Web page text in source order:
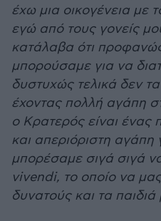
έχω μια οικογένεια με
εγώ από τους γονείς
κατάλαβα ότι
μπορούσαμε για να
δυστυχώς τελικά δεν
έχοντας πολλή αγάπη
ο Κρατερός είναι
και απεριόριστη αγάπη
μπορέσαμε σιγά σιγά
vivendi, το οποίο να
δυνατούς και τα